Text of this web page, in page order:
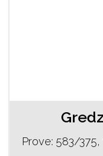
Prove: 583/375,